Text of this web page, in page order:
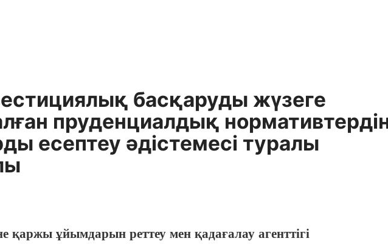
басқаруды жүзеге
пруденциалдық
есептеу әдістемесі туралы
ұйымдарын реттеу мен қадағалау агенттігі